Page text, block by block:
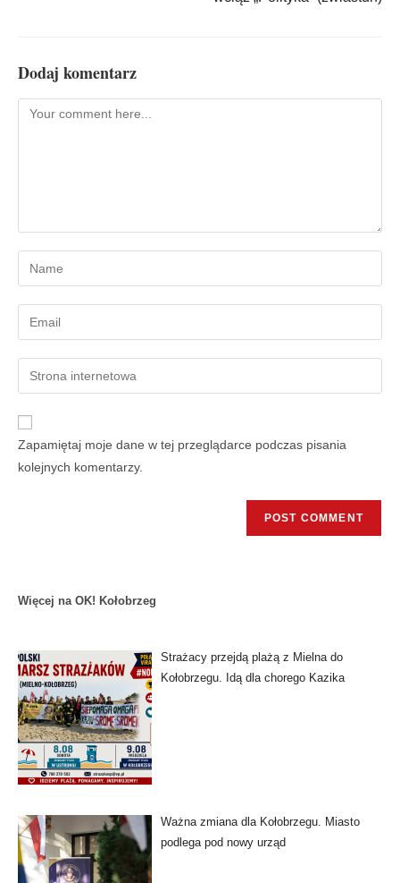
Dodaj komentarz
Zapamiętaj moje dane w tej przeglądarce podczas pisania
kolejnych komentarzy.
Więcej na OK! Kołobrzeg
Strażacy przejdą plażą z Mielna do
Kołobrzegu. Idą dla chorego Kazika
Ważna zmiana dla Kołobrzegu. Miasto
podlega pod nowy urząd